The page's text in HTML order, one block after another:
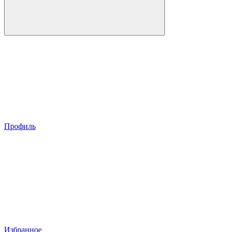
Профиль
Избранное